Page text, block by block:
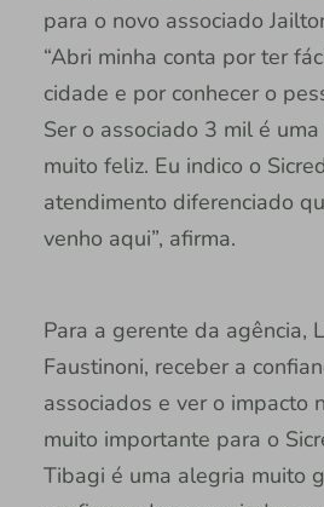
para o novo associado
“Abri minha conta por ter
cidade e por conhecer o
Ser o associado 3 mil é
muito feliz. Eu indico o
atendimento diferenciado
venho aqui”, afirma.
Para a gerente da agência,
Faustinoni, receber a
associados e ver o impacto
muito importante para o
Tibagi é uma alegria muito